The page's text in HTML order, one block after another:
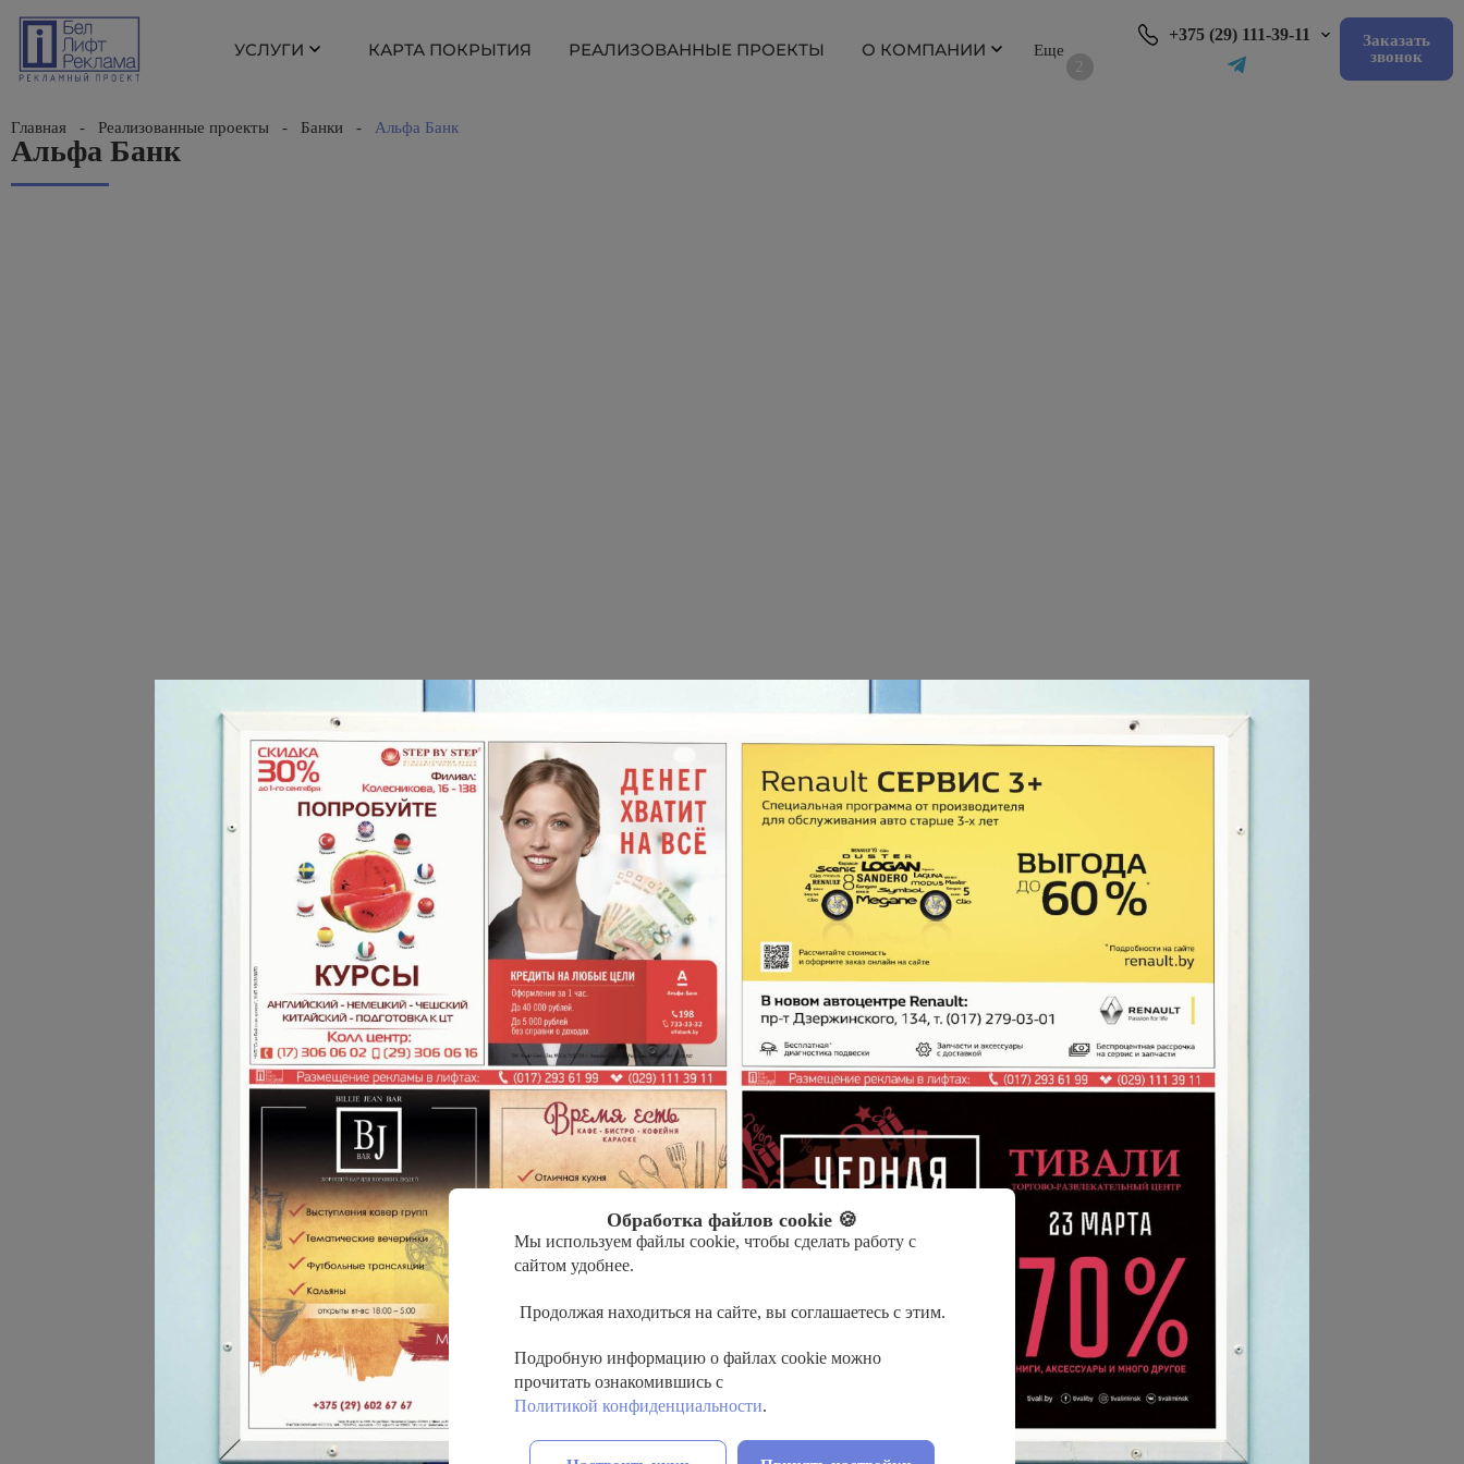
УСЛУГИ КАРТА ПОКРЫТИЯ РЕАЛИЗОВАННЫЕ ПРОЕКТЫ О КОМПАНИИ
+375 (29) 111-39-11
Заказать
звонок
Главная - Реализованные проекты - Банки - Альфа Банк
Альфа Банк
Обработка файлов cookie 🍪
Мы используем файлы cookie, чтобы сделать работу с
сайтом удобнее.
Продолжая находиться на сайте, вы соглашаетесь с этим.
Подробную информацию о файлах cookie можно
прочитать ознакомившись с
Политикой конфиденциальности.